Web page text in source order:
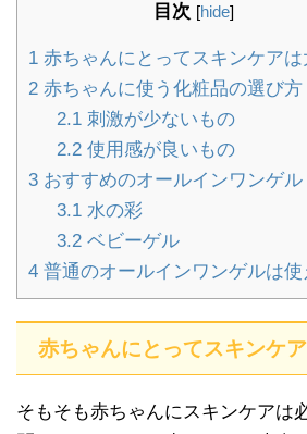
目次 [hide]
1 赤ちゃんにとってスキンケアは
2 赤ちゃんに使う化粧品の選び方
2.1刺激が少ないもの
2.2使用感が良いもの
3 おすすめのオールインワンゲル
3.1水の彩
3.2ベビーゲル
4 普通のオールインワンゲルは使
赤ちゃんにとってスキンケ
そもそも赤ちゃんにスキンケアは